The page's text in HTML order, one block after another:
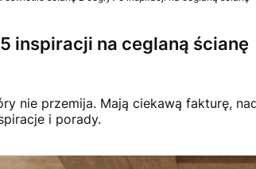
inspiracji na ceglaną ścianę
nie przemija. Mają ciekawą fakturę,
i porady.